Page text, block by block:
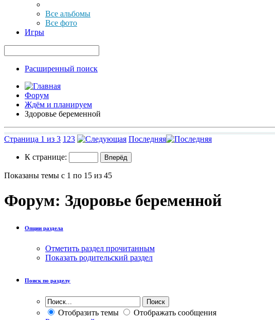
Все альбомы
Все фото
Игры
Расширенный поиск
Форум
Ждём и планируем
Здоровье беременной
Страница 1 из 3 1 23 Последняя
К странице:
Показаны темы с 1 по 15 из 45
Форум: Здоровье беременной
Опции раздела
Отметить раздел прочитанным
Показать родительский раздел
Поиск по разделу
Отобразить темы
Отображать сообщения